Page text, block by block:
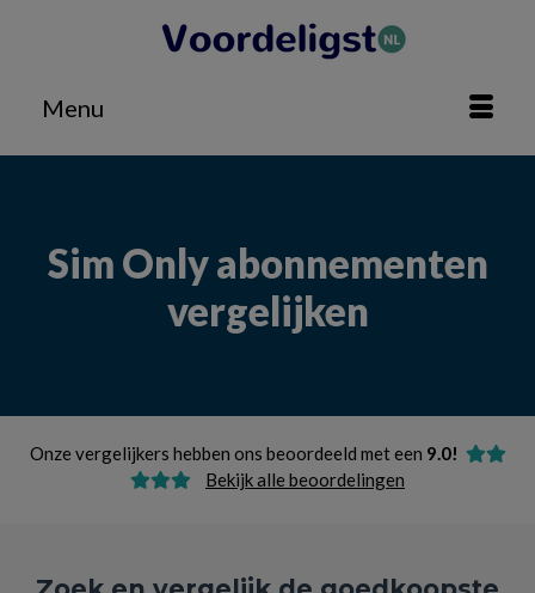
Menu
Sim Only abonnementen
vergelijken
Onze vergelijkers hebben ons beoordeeld met een 9.0!
Bekijk alle beoordelingen